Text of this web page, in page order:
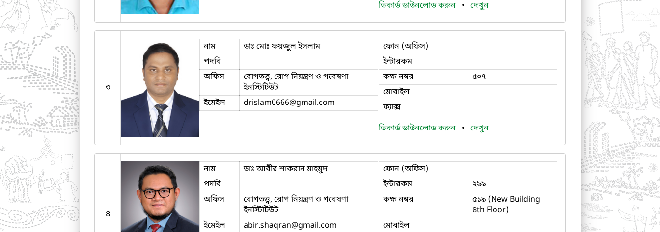
ভিকার্ড ডাউনলোড করুন • দেখুন
৩
নাম
ডাঃ মোঃ ফয়জুল ইসলাম
পদবি
অফিস
রোগতত্ত্ব, রোগ নিয়ন্ত্রণ ও গবেষণা
ইনস্টিটিউট
ইমেইল
drislam0666@gmail.com
ফোন (অফিস)
ইন্টারকম
কক্ষ নম্বর
৫০৭
মোবাইল
ফ্যাক্স
ভিকার্ড ডাউনলোড করুন • দেখুন
৪
নাম
ডাঃ আবীর শাকরান মাহমুদ
পদবি
অফিস
রোগতত্ত্ব, রোগ নিয়ন্ত্রণ ও গবেষণা
ইনস্টিটিউট
ইমেইল
abir.shaqran@gmail.com
ফোন (অফিস)
ইন্টারকম
২৯৯
কক্ষ নম্বর
৫১৯ (New Building
৪th Floor)
মোবাইল